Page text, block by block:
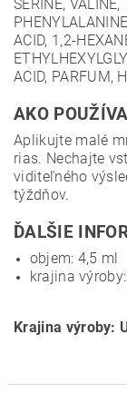
SERINE, VALINE,
ACID, 1,2-
ACID, PARFUM,
AKO
Aplikujte malé
rias. Nechajte
viditeľného
týždňov.
ĎALŠIE
objem: 4,5 ml
krajina
Krajina výroby: